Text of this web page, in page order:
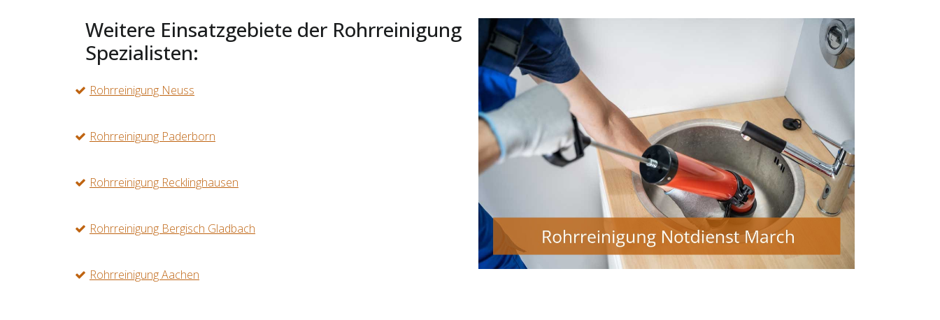
Weitere Einsatzgebiete der Rohrreinigung
Spezialisten:
Rohrreinigung Neuss
Rohrreinigung Paderborn
Rohrreinigung Recklinghausen
Rohrreinigung Bergisch Gladbach
Rohrreinigung Aachen